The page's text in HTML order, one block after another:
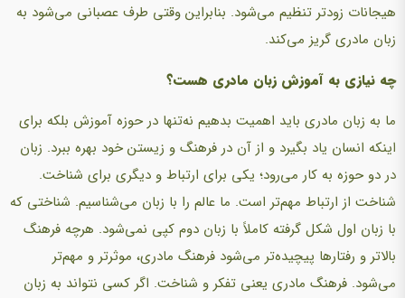
هیجانات زودتر تنظیم می‌شود. بنابراین وقتی طرف عصبانی می‌شود به
زبان مادری گریز می‌کند.
چه نیازی به آموزش زبان مادری هست؟
ما به زبان مادری باید اهمیت بدهیم نه‌تنها در حوزه آموزش بلکه برای
اینکه انسان یاد بگیرد و از آن در فرهنگ و زیستن خود بهره ببرد. زبان
در دو حوزه به کار می‌رود؛ یکی برای ارتباط و دیگری برای شناخت.
شناخت از ارتباط مهم‌تر است. ما عالم را با زبان می‌شناسیم. شناختی که
با زبان اول شکل گرفته کاملاً با زبان دوم کپی نمی‌شود. هرچه فرهنگ
بالاتر و رفتارها پیچیده‌تر می‌شود فرهنگ مادری، موثرتر و مهم‌تر
می‌شود. فرهنگ مادری یعنی تفکر و شناخت. اگر کسی نتواند به زبان